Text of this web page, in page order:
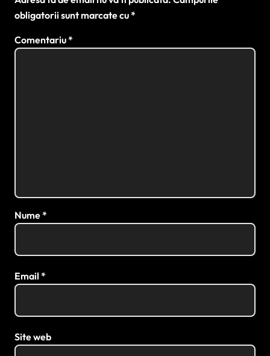
obligatorii sunt marcate cu*
Comentariu*
Nume*
Email *
Site web